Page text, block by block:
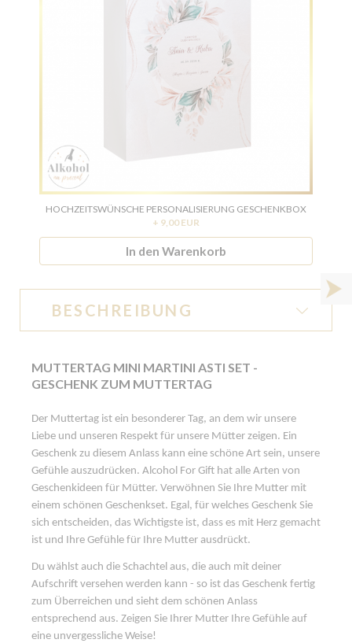
HOCHZEITSWÜNSCHE PERSONALISIERUNG GESCHENKBOX
+ 9,00 EUR
In den Warenkorb
BESCHREIBUNG
MUTTERTAG MINI MARTINI ASTI SET -
GESCHENK ZUM MUTTERTAG
Der Muttertag ist ein besonderer Tag, an dem wir unsere
Liebe und unseren Respekt für unsere Mütter zeigen. Ein
Geschenk zu diesem Anlass kann eine schöne Art sein, unsere
Gefühle auszudrücken. Alcohol For Gift hat alle Arten von
Geschenkideen für Mütter. Verwöhnen Sie Ihre Mutter mit
einem schönen Geschenkset. Egal, für welches Geschenk Sie
sich entscheiden, das Wichtigste ist, dass es mit Herz gemacht
ist und Ihre Gefühle für Ihre Mutter ausdrückt.
Du wählst auch die Schachtel aus, die auch mit deiner
Aufschrift versehen werden kann - so ist das Geschenk fertig
zum Überreichen und sieht dem schönen Anlass
entsprechend aus. Zeigen Sie Ihrer Mutter Ihre Gefühle auf
eine unvergessliche Weise!